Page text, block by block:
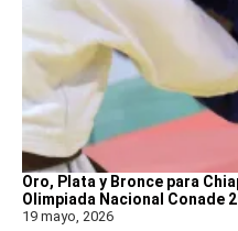
Oro, Plata y Bronce para
Olimpiada Nacional Conade
19 mayo, 2026